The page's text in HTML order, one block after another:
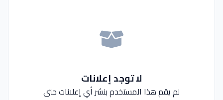
لا توجد إعلانات
لم يقم هذا المستخدم بنشر أي إعلانات حتى